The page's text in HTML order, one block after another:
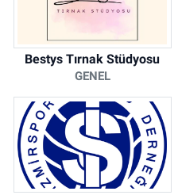
Bestys Tırnak Stüdyosu
GENEL